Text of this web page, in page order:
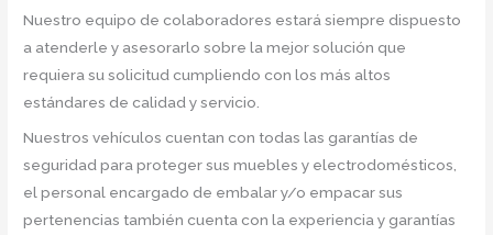
Nuestro equipo de colaboradores estará siempre dispuesto
a atenderle y asesorarlo sobre la mejor solución que
requiera su solicitud cumpliendo con los más altos
estándares de calidad y servicio.
Nuestros vehículos cuentan con todas las garantías de
seguridad para proteger sus muebles y electrodomésticos,
el personal encargado de embalar y/o empacar sus
pertenencias también cuenta con la experiencia y garantías